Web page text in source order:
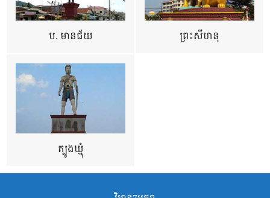
ប. មានជ័យ ព្រះសីហនុ
ត្បូងឃ្មុំ